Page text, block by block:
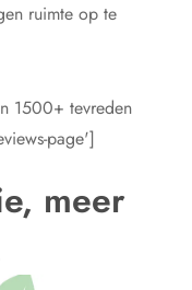
ruimte op te
1500+ tevreden
page']
meer